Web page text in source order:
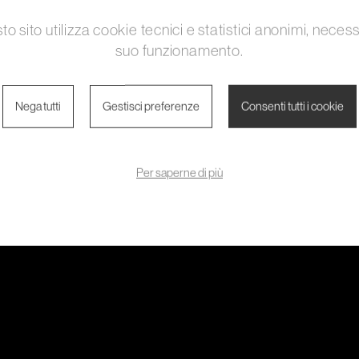
Nessun articolo presente
sito utilizza cookie tecnici e statistici anonimi,
suo funzionamento.
Nega tutti Gestisci preferenze Consenti tutti i cookie
Per saperne di più